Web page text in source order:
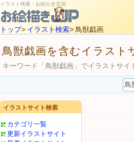
イラスト検索・お絵かき交流
トップ> イラスト検索> 鳥獣戯画
鳥獣戯画を含むイラスト
キーワード「鳥獣戯画」でイラストサイ
イラストサイト検索
カテゴリ一覧
更新イラストサイト